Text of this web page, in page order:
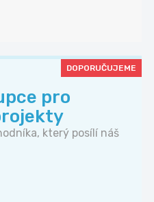
DOPORUČUJEME
pro
který posílí náš